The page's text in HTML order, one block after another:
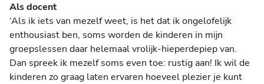
Als docent
‘Als ik iets van mezelf weet, is het dat ik ongelofelijk
enthousiast ben, soms worden de kinderen in mijn
groepslessen daar helemaal vrolijk-hieperdepiep van.
Dan spreek ik mezelf soms even toe: rustig aan! Ik wil de
kinderen zo graag laten ervaren hoeveel plezier je kunt